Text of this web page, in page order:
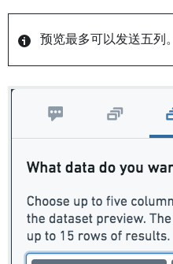
预览最多可以发送五列。